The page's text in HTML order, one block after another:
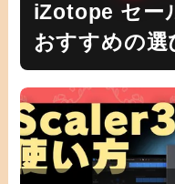
iZotope セー
おすすめの選